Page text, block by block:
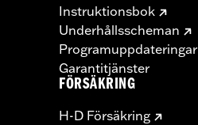
Instruktionsbok
Underhållsscheman
Programuppdateringar
Garantitjänster
FÖRSÄKRING
H-D Försäkring